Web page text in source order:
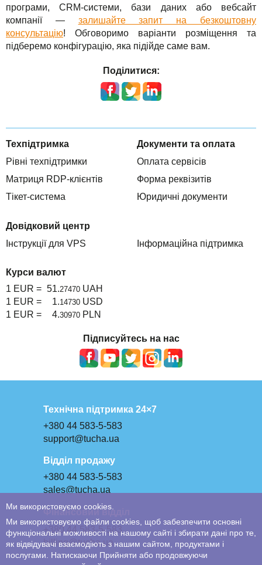
програми, CRM-системи, бази даних або вебсайт
компанії — залишайте запит на безкоштовну
консультацію! Обговоримо варіанти розміщення та
підберемо конфігурацію, яка підійде саме вам.
Поділитися:
Техпідтримка
Рівні техпідтримки
Матриця RDP-клієнтів
Тікет-система
Документи та оплата
Оплата сервісів
Форма реквізитів
Юридичні документи
Довідковий центр
Інструкції для VPS
Інформаційна підтримка
Курси валют
1 EUR = 51.27470 UAH
1 EUR =
1.14730 USD
1 EUR =
4.30970 PLN
Підписуйтесь на нас
Технічна підтримка 24×7
+380 44 583-5-583
support@tucha.ua
Відділ продажу
+380 44 583-5-583
sales@tucha.ua
Фінансовий відділ
+380 44 583-5-583
billing@tucha.ua
Ми використовуємо cookies.
Ми використовуємо файли cookies, щоб забезпечити основні
функціональні можливості на нашому сайті і збирати дані про те,
як відвідувачі взаємодіють з нашим сайтом, продуктами і
послугами. Натискаючи Прийняти або продовжуючи